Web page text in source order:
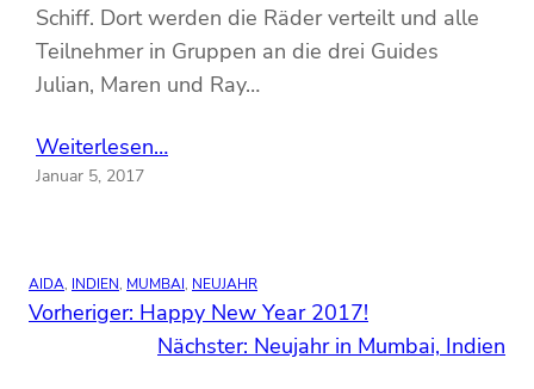
Schiff. Dort werden die Räder verteilt und alle
Teilnehmer in Gruppen an die drei Guides
Julian, Maren und Ray…
Weiterlesen…
Januar 5, 2017
AIDA, INDIEN, MUMBAI, NEUJAHR
Vorheriger: Happy New Year 2017!
Nächster: Neujahr in Mumbai, Indien